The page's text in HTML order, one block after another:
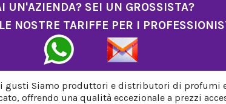
UN'AZIENDA? SEI UN GROSSISTA?
NOSTRE TARIFFE PER I
gusti Siamo produttori e distributori di profumi
offrendo una qualità eccezionale a prezzi